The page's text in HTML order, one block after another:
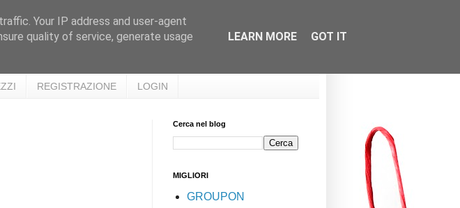
REGISTRAZIONE LOGIN
Cerca nel blog
MIGLIORI
GROUPON
Your IP address and user-agent
quality of service, generate usage
LEARN MORE GOT IT